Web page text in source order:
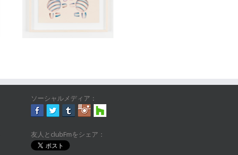
ソーシャルメディア：
友人とclubFmをシェア：